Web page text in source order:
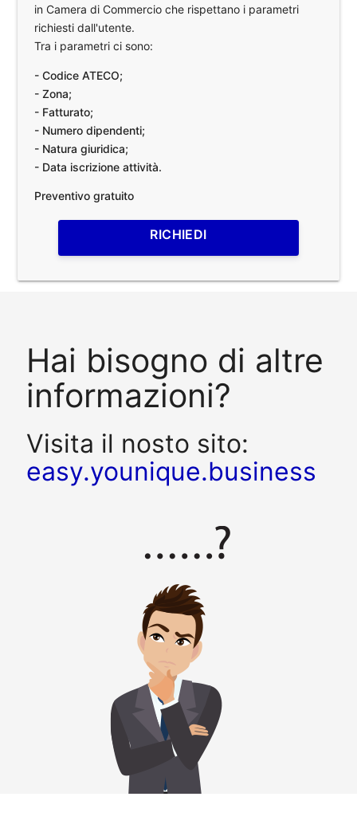
in Camera di Commercio che rispettano i parametri
richiesti dall'utente.
Tra i parametri ci sono:
- Codice ATECO;
- Zona;
- Fatturato;
- Numero dipendenti;
- Natura giuridica;
- Data iscrizione attività.
Preventivo gratuito
RICHIEDI
Hai bisogno di altre
informazioni?
Visita il nosto sito:
easy.younique.business